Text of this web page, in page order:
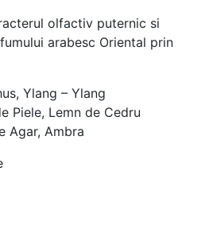
olfactiv puternic si
arabesc Oriental prin
Ylang – Ylang
Piele, Lemn de Cedru
Agar, Ambra